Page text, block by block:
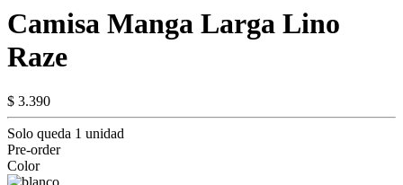
Camisa Manga Larga Lino
Raze
$ 3.390
Solo queda 1 unidad
Pre-order
Color